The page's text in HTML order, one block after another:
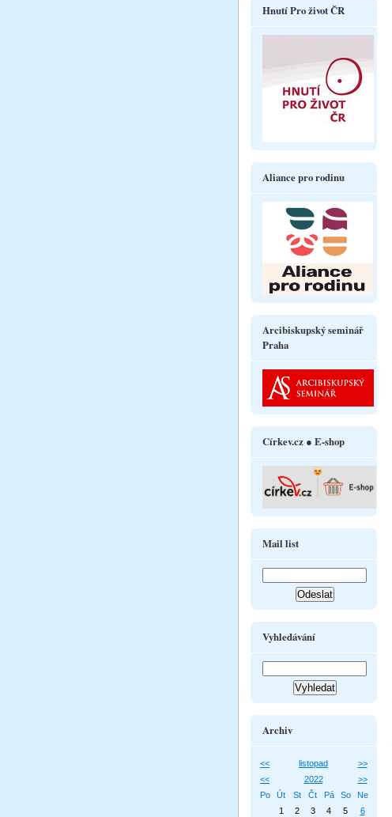
Hnutí Pro život ČR
Aliance pro rodinu
Arcibiskupský seminář
Praha
Církev.cz ● E-shop
Mail list
Vyhledávání
Archiv
<< listopad
>>
<<
2022
>>
Po
Út St Čt Pá So
Ne
1
2 3 4 5
6